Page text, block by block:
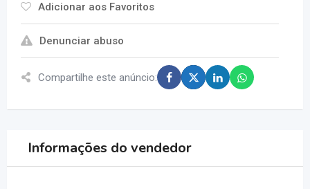
Adicionar aos Favoritos
Denunciar abuso
Compartilhe este anúncio:
Informações do vendedor